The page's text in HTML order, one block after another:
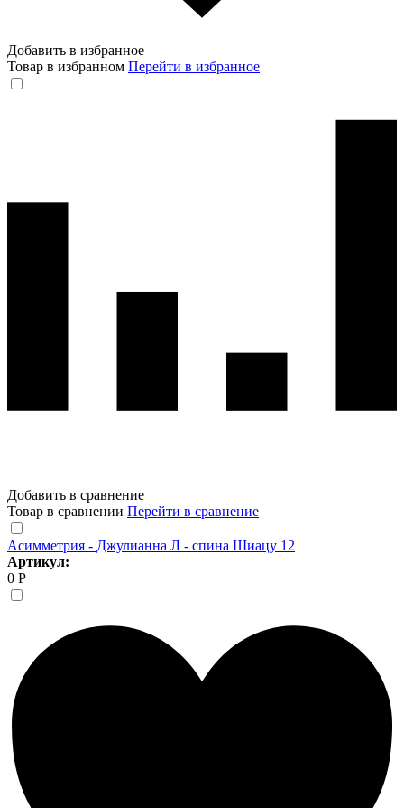
Добавить в избранное
Товар в избранном Перейти в избранное
Добавить в сравнение
Товар в сравнении Перейти в сравнение
Асимметрия - Джулианна Л - спина Шиацу 12
Артикул:
0 Р